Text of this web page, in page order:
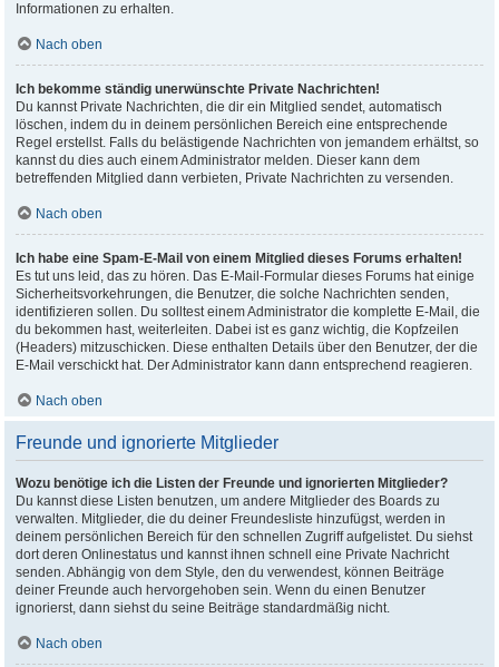
Informationen zu erhalten.
Nach oben
Ich bekomme ständig unerwünschte Private Nachrichten!
Du kannst Private Nachrichten, die dir ein Mitglied sendet, automatisch
löschen, indem du in deinem persönlichen Bereich eine entsprechende
Regel erstellst. Falls du belästigende Nachrichten von jemandem erhältst, so
kannst du dies auch einem Administrator melden. Dieser kann dem
betreffenden Mitglied dann verbieten, Private Nachrichten zu versenden.
Nach oben
Ich habe eine Spam-E-Mail von einem Mitglied dieses Forums erhalten!
Es tut uns leid, das zu hören. Das E-Mail-Formular dieses Forums hat einige
Sicherheitsvorkehrungen, die Benutzer, die solche Nachrichten senden,
identifizieren sollen. Du solltest einem Administrator die komplette E-Mail, die
du bekommen hast, weiterleiten. Dabei ist es ganz wichtig, die Kopfzeilen
(Headers) mitzuschicken. Diese enthalten Details über den Benutzer, der die
E-Mail verschickt hat. Der Administrator kann dann entsprechend reagieren.
Nach oben
Freunde und ignorierte Mitglieder
Wozu benötige ich die Listen der Freunde und ignorierten Mitglieder?
Du kannst diese Listen benutzen, um andere Mitglieder des Boards zu
verwalten. Mitglieder, die du deiner Freundesliste hinzufügst, werden in
deinem persönlichen Bereich für den schnellen Zugriff aufgelistet. Du siehst
dort deren Onlinestatus und kannst ihnen schnell eine Private Nachricht
senden. Abhängig von dem Style, den du verwendest, können Beiträge
deiner Freunde auch hervorgehoben sein. Wenn du einen Benutzer
ignorierst, dann siehst du seine Beiträge standardmäßig nicht.
Nach oben